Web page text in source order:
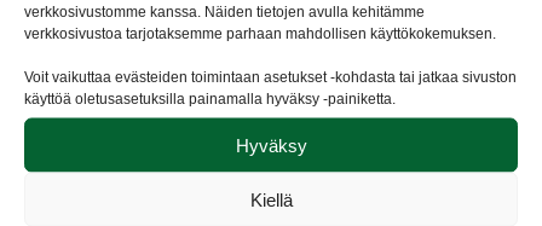
verkkosivustomme kanssa. Näiden tietojen avulla kehitämme
verkkosivustoa tarjotaksemme parhaan mahdollisen käyttökokemuksen.
Voit vaikuttaa evästeiden toimintaan asetukset -kohdasta tai jatkaa sivuston
käyttöä oletusasetuksilla painamalla hyväksy -painiketta.
Hyväksy
Kiellä
MIKSI SUOMALAINEN
PERUNA ON RUOKANA
16.10.2025